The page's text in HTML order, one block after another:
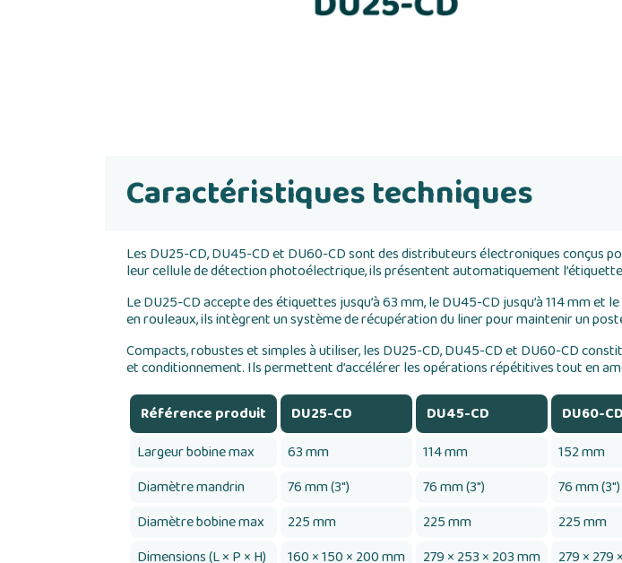
Caractéristiques techniques
Les DU25-CD, DU45-CD et DU60-CD sont des distributeurs électroniques conçus
leur cellule de détection photoélectrique, ils présentent automatiquement
Le DU25-CD accepte des étiquettes jusqu’à 63 mm, le DU45-CD jusqu’à 114 mm
en rouleaux, ils intègrent un système de récupération du liner pour maintenir un
Compacts, robustes et simples à utiliser, les DU25-CD, DU45-CD et DU60-CD
et conditionnement. Ils permettent d’accélérer les opérations répétitives tout en
Référence produit DU25-CD DU45-CD
DU60-CD
Largeur bobine max
63 mm 114 mm
152 mm
Diamètre mandrin
76 mm (3") 76 mm (3")
76 mm (3")
Diamètre bobine max
225 mm 225 mm
225 mm
Dimensions (L × P × H)
160 × 150 × 200 mm 279 × 253 × 203 mm
279 × 279